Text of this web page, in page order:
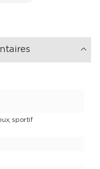
sportif